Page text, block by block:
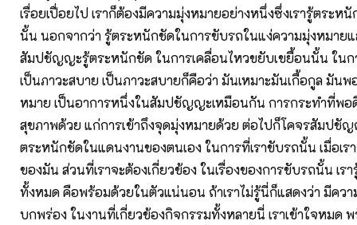
เรื่อยเปื่อยไป เราก็ต้องมีความมุ่งหมายอย่างหนึ่งซึ่งเรารู้ตระห
นั้น นอกจากว่า รู้ตระหนักชัดในการขับรถในแง่ความมุ่งหมายแ
สัมปชัญญะรู้ตระหนักชัด ในการเคลื่อนไหวขยับเขยื้อนนั้น ใน
เป็นภาวะสบาย เป็นภาวะสบายก็คือว่า มันเหมาะมันเกื้อกูล มัน
หมาย เป็นอาการหนึ่งในสัมปชัญญะเหมือนกัน การกระทำที่พอ
สุขภาพด้วย แก่การเข้าถึงจุดมุ่งหมายด้วย ต่อไปก็โคจรสัมปชั
ตระหนักชัดในแดนงานของตนเอง ในการที่เราขับรถนั้น เมื่อเร
ของมัน ส่วนที่เราจะต้องเกี่ยวข้อง ในเรื่องของการขับรถนั้น เร
ทั้งหมด คือพร้อมด้วยในตัวแน่นอน ถ้าเราไม่รู้นี่ก็แสดงว่า มีค
บกพร่อง ในงานที่เกี่ยวข้องกิจกรรมทั้งหลายนี่ เราเข้าใจหมด